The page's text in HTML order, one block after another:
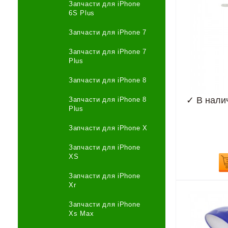
Запчасти для iPhone
6S Plus
Запчасти для iPhone 7
Запчасти для iPhone 7
Plus
Запчасти для iPhone 8
Запчасти для iPhone 8
Plus
Запчасти для iPhone X
Запчасти для iPhone
XS
Запчасти для iPhone
Xr
Запчасти для iPhone
Xs Max
✓ В